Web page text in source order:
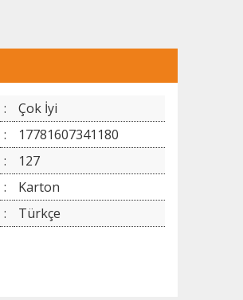
:
Çok İyi
:
17781607341180
:
127
:
Karton
: Türkçe